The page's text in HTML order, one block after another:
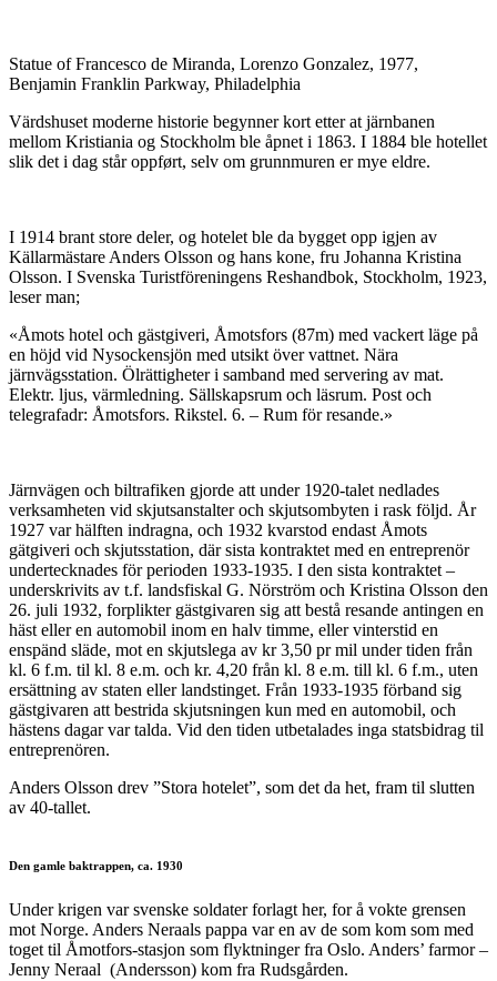
Statue of Francesco de Miranda, Lorenzo Gonzalez, 1977,
Benjamin Franklin Parkway, Philadelphia
Värdshuset moderne historie begynner kort etter at järnbanen
mellom Kristiania og Stockholm ble åpnet i 1863. I 1884 ble hotellet
slik det i dag står oppført, selv om grunnmuren er mye eldre.
I 1914 brant store deler, og hotelet ble da bygget opp igjen av
Källarmästare Anders Olsson og hans kone, fru Johanna Kristina
Olsson. I Svenska Turistföreningens Reshandbok, Stockholm, 1923,
leser man;
«Åmots hotel och gästgiveri, Åmotsfors (87m) med vackert läge på
en höjd vid Nysockensjön med utsikt över vattnet. Nära
järnvägsstation. Ölrättigheter i samband med servering av mat.
Elektr. ljus, värmledning. Sällskapsrum och läsrum. Post och
telegrafadr: Åmotsfors. Rikstel. 6. – Rum för resande.»
Järnvägen och biltrafiken gjorde att under 1920-talet nedlades
verksamheten vid skjutsanstalter och skjutsombyten i rask följd. År
1927 var hälften indragna, och 1932 kvarstod endast Åmots
gätgiveri och skjutsstation, där sista kontraktet med en entreprenör
undertecknades för perioden 1933-1935. I den sista kontraktet –
underskrivits av t.f. landsfiskal G. Nörström och Kristina Olsson den
26. juli 1932, forplikter gästgivaren sig att bestå resande antingen en
häst eller en automobil inom en halv timme, eller vinterstid en
enspänd släde, mot en skjutslega av kr 3,50 pr mil under tiden från
kl. 6 f.m. til kl. 8 e.m. och kr. 4,20 från kl. 8 e.m. till kl. 6 f.m., uten
ersättning av staten eller landstinget. Från 1933-1935 förband sig
gästgivaren att bestrida skjutsningen kun med en automobil, och
hästens dagar var talda. Vid den tiden utbetalades inga statsbidrag til
entreprenören.
Anders Olsson drev ”Stora hotelet”, som det da het, fram til slutten
av 40-tallet.
Den gamle baktrappen, ca. 1930
Under krigen var svenske soldater forlagt her, for å vokte grensen
mot Norge. Anders Neraals pappa var en av de som kom som med
toget til Åmotfors-stasjon som flyktninger fra Oslo. Anders’ farmor –
Jenny Neraal (Andersson) kom fra Rudsgården.